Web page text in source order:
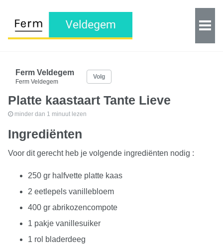
Ferm Veldegem
Ferm Veldegem
Volg
Platte kaastaart Tante Lieve
minder dan 1 minuut lezen
Ingrediënten
Voor dit gerecht heb je volgende ingrediënten nodig :
250 gr halfvette platte kaas
2 eetlepels vanillebloem
400 gr abrikozencompote
1 pakje vanillesuiker
1 rol bladerdeeg